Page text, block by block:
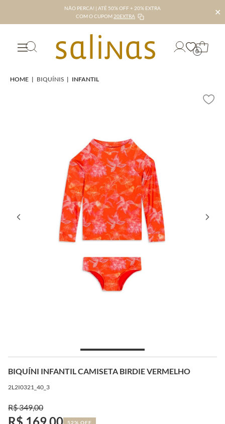
NÃO PERCA! | ATÉ 50% OFF + 20% EXTRA
COM O CUPOM 20EXTRA ✕
0
HOME | BIQUÍNIS | INFANTIL
BIQUÍNI INFANTIL CAMISETA BIRDIE VERMELHO
2L2I0321_40_3
R$ 349,00
R$ 169,00 52% OFF